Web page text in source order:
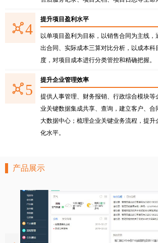
4
提升项目盈利水平
以单项目盈利为目标，以销售合同为主线，
出合同、实际成本三算对比分析，以成本科
度，对项目成本进行分类管控和精确把握。
5
提升企业管理效率
提供人事管理、财务报销、行政综合模块等
业关键数据集成共享、查询，建立客户、合
大数据中心；梳理企业关键业务流程，提升
化水平。
产品展示